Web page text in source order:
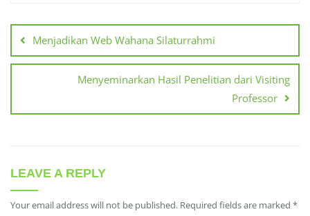
navigation
Menjadikan Web Wahana Silaturrahmi
Menyeminarkan Hasil Penelitian dari Visiting
Professor
LEAVE A REPLY
Your email address will not be published. Required fields are marked *